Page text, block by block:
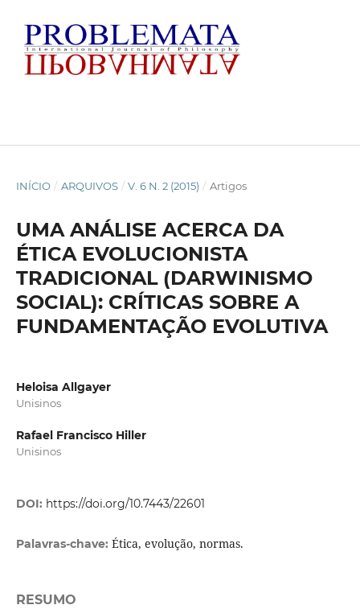
INÍCIO / ARQUIVOS / V. 6 N. 2 (2015) / Artigos
UMA ANÁLISE ACERCA DA
ÉTICA EVOLUCIONISTA
TRADICIONAL (DARWINISMO
SOCIAL): CRÍTICAS SOBRE A
FUNDAMENTAÇÃO EVOLUTIVA
Heloisa Allgayer
Unisinos
Rafael Francisco Hiller
Unisinos
DOI: https://doi.org/10.7443/22601
Palavras-chave: Ética, evolução, normas.
RESUMO